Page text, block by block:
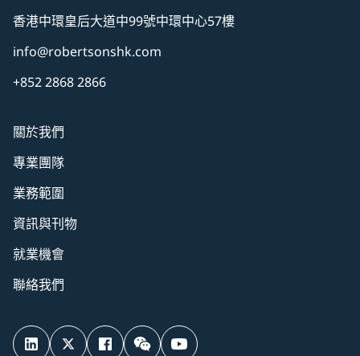
關於我們
專業團隊
業務範圍
資訊與刊物
就業機會
聯絡我們
香港中環皇后大道中99號中環中心57樓
info@robertsonshk.com
+852 2868 2866